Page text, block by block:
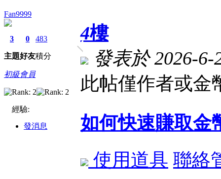
Fan9999
3
主題
0
好友
483
積分
初級會員
經驗:
發消息
4樓
發表於 2026-6-
此帖僅作者或金
如何快速賺取金
使用道具 聯絡